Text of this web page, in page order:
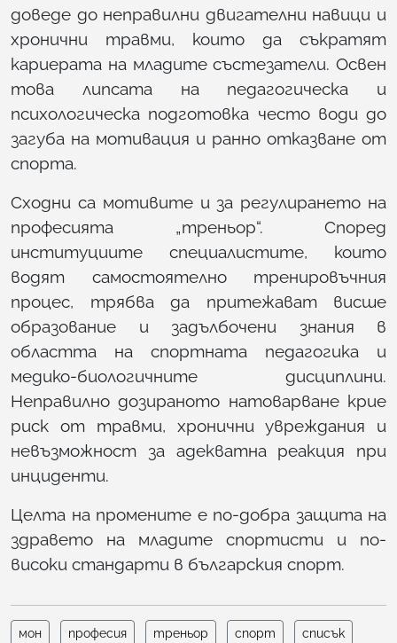
доведе до неправилни двигателни навици и
хронични травми, които да съкратят
кариерата на младите състезатели. Освен
това липсата на педагогическа и
психологическа подготовка често води до
загуба на мотивация и ранно отказване от
спорта.
Сходни са мотивите и за регулирането на
професията „треньор“. Според
институциите специалистите, които
водят самостоятелно тренировъчния
процес, трябва да притежават висше
образование и задълбочени знания в
областта на спортната педагогика и
медико-биологичните дисциплини.
Неправилно дозираното натоварване крие
риск от травми, хронични увреждания и
невъзможност за адекватна реакция при
инциденти.
Целта на промените е по-добра защита на
здравето на младите спортисти и по-
високи стандарти в българския спорт.
мон професия треньор спорт списък